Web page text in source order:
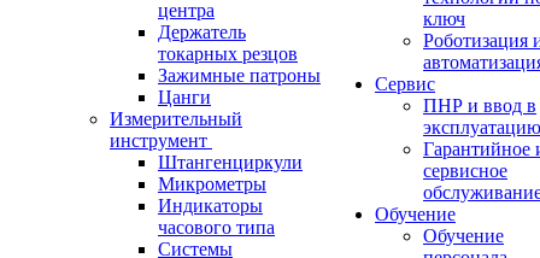
центра
Держатель
токарных резцов
Зажимные патроны
Цанги
Измерительный
инструмент
Штангенциркули
Микрометры
Индикаторы
часового типа
Системы
ключ
Роботизация
Сервис
ПНР и ввод в
эксплуатацию
Гарантийное
сервисное
Обучение
Обучение